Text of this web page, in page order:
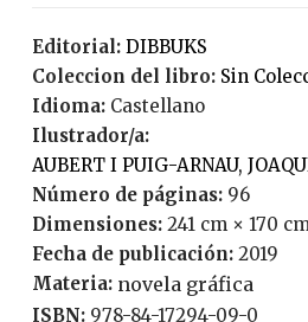
Editorial:
DIBBUKS
Coleccion del libro:
Sin
Idioma:
Castellano
Ilustrador/a:
AUBERT I PUIG-ARNAU,
Número de páginas:
96
Dimensiones: 241 cm × 170
Fecha de publicación:
2019
Materia: novela gráfica
ISBN: 978-84-17294-09-0